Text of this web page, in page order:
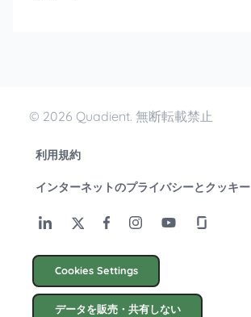
© 2026 Quadient. 無断転載禁止
利用規約
インターネットのプライバシーとクッキー
Cookies Settings
データを販売・共有しない